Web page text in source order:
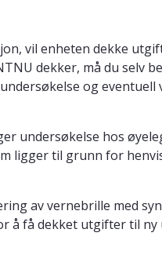
vil enheten dekke
dekker, må du selv
og eventuell
undersøkelse hos
ligger til grunn for
av vernebrille med
å få dekket utgifter til ny